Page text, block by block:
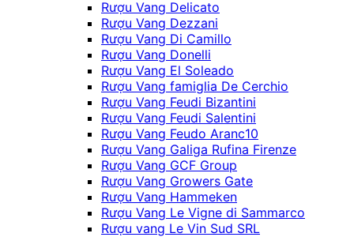
Rượu Vang Delicato
Rượu Vang Dezzani
Rượu Vang Di Camillo
Rượu Vang Donelli
Rượu Vang El Soleado
Rượu Vang famiglia De Cerchio
Rượu Vang Feudi Bizantini
Rượu Vang Feudi Salentini
Rượu Vang Feudo Aranc10
Rượu Vang Galiga Rufina Firenze
Rượu Vang GCF Group
Rượu Vang Growers Gate
Rượu Vang Hammeken
Rượu Vang Le Vigne di Sammarco
Rượu vang Le Vin Sud SRL